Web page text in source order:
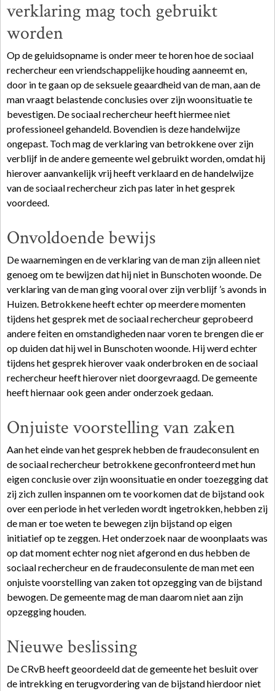
verklaring mag toch gebruikt
worden
Op de geluidsopname is onder meer te horen hoe de sociaal
rechercheur een vriendschappelijke houding aanneemt en,
door in te gaan op de seksuele geaardheid van de man, aan de
man vraagt belastende conclusies over zijn woonsituatie te
bevestigen. De sociaal rechercheur heeft hiermee niet
professioneel gehandeld. Bovendien is deze handelwijze
ongepast. Toch mag de verklaring van betrokkene over zijn
verblijf in de andere gemeente wel gebruikt worden, omdat hij
hierover aanvankelijk vrij heeft verklaard en de handelwijze
van de sociaal rechercheur zich pas later in het gesprek
voordeed.
Onvoldoende bewijs
De waarnemingen en de verklaring van de man zijn alleen niet
genoeg om te bewijzen dat hij niet in Bunschoten woonde. De
verklaring van de man ging vooral over zijn verblijf ’s avonds in
Huizen. Betrokkene heeft echter op meerdere momenten
tijdens het gesprek met de sociaal rechercheur geprobeerd
andere feiten en omstandigheden naar voren te brengen die er
op duiden dat hij wel in Bunschoten woonde. Hij werd echter
tijdens het gesprek hierover vaak onderbroken en de sociaal
rechercheur heeft hierover niet doorgevraagd. De gemeente
heeft hiernaar ook geen ander onderzoek gedaan.
Onjuiste voorstelling van zaken
Aan het einde van het gesprek hebben de fraudeconsulent en
de sociaal rechercheur betrokkene geconfronteerd met hun
eigen conclusie over zijn woonsituatie en onder toezegging dat
zij zich zullen inspannen om te voorkomen dat de bijstand ook
over een periode in het verleden wordt ingetrokken, hebben zij
de man er toe weten te bewegen zijn bijstand op eigen
initiatief op te zeggen. Het onderzoek naar de woonplaats was
op dat moment echter nog niet afgerond en dus hebben de
sociaal rechercheur en de fraudeconsulente de man met een
onjuiste voorstelling van zaken tot opzegging van de bijstand
bewogen. De gemeente mag de man daarom niet aan zijn
opzegging houden.
Nieuwe beslissing
De CRvB heeft geoordeeld dat de gemeente het besluit over
de intrekking en terugvordering van de bijstand hierdoor niet